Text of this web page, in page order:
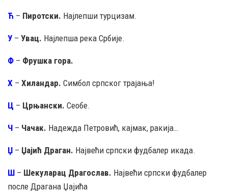
Ћ – Пиротски. Најлепши турцизам.
У – Увац. Најлепша река Србије.
Ф – Фрушка гора.
Х – Хиландар. Симбол српског трајања!
Ц – Црњански. Сеобе.
Ч – Чачак. Надежда Петровић, кајмак, ракија…
Џ – Џајић Драган. Највећи српски фудбалер икада.
Ш – Шекуларац Драгослав. Највећи српски фудбалер
после Драгана Џајића